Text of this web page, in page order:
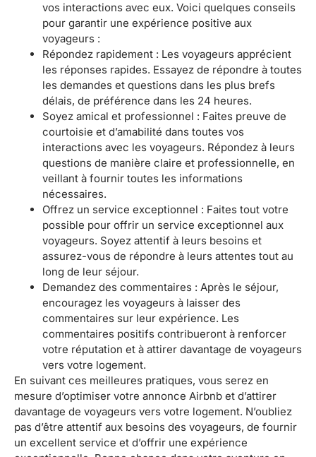
vos interactions avec eux. Voici quelques conseils
pour garantir une expérience positive aux
voyageurs :
Répondez rapidement : Les voyageurs apprécient
les réponses rapides. Essayez de répondre à toutes
les demandes et questions dans les plus brefs
délais, de préférence dans les 24 heures.
Soyez amical et professionnel : Faites preuve de
courtoisie et d’amabilité dans toutes vos
interactions avec les voyageurs. Répondez à leurs
questions de manière claire et professionnelle, en
veillant à fournir toutes les informations
nécessaires.
Offrez un service exceptionnel : Faites tout votre
possible pour offrir un service exceptionnel aux
voyageurs. Soyez attentif à leurs besoins et
assurez-vous de répondre à leurs attentes tout au
long de leur séjour.
Demandez des commentaires : Après le séjour,
encouragez les voyageurs à laisser des
commentaires sur leur expérience. Les
commentaires positifs contribueront à renforcer
votre réputation et à attirer davantage de voyageurs
vers votre logement.
En suivant ces meilleures pratiques, vous serez en
mesure d’optimiser votre annonce Airbnb et d’attirer
davantage de voyageurs vers votre logement. N’oubliez
pas d’être attentif aux besoins des voyageurs, de fournir
un excellent service et d’offrir une expérience